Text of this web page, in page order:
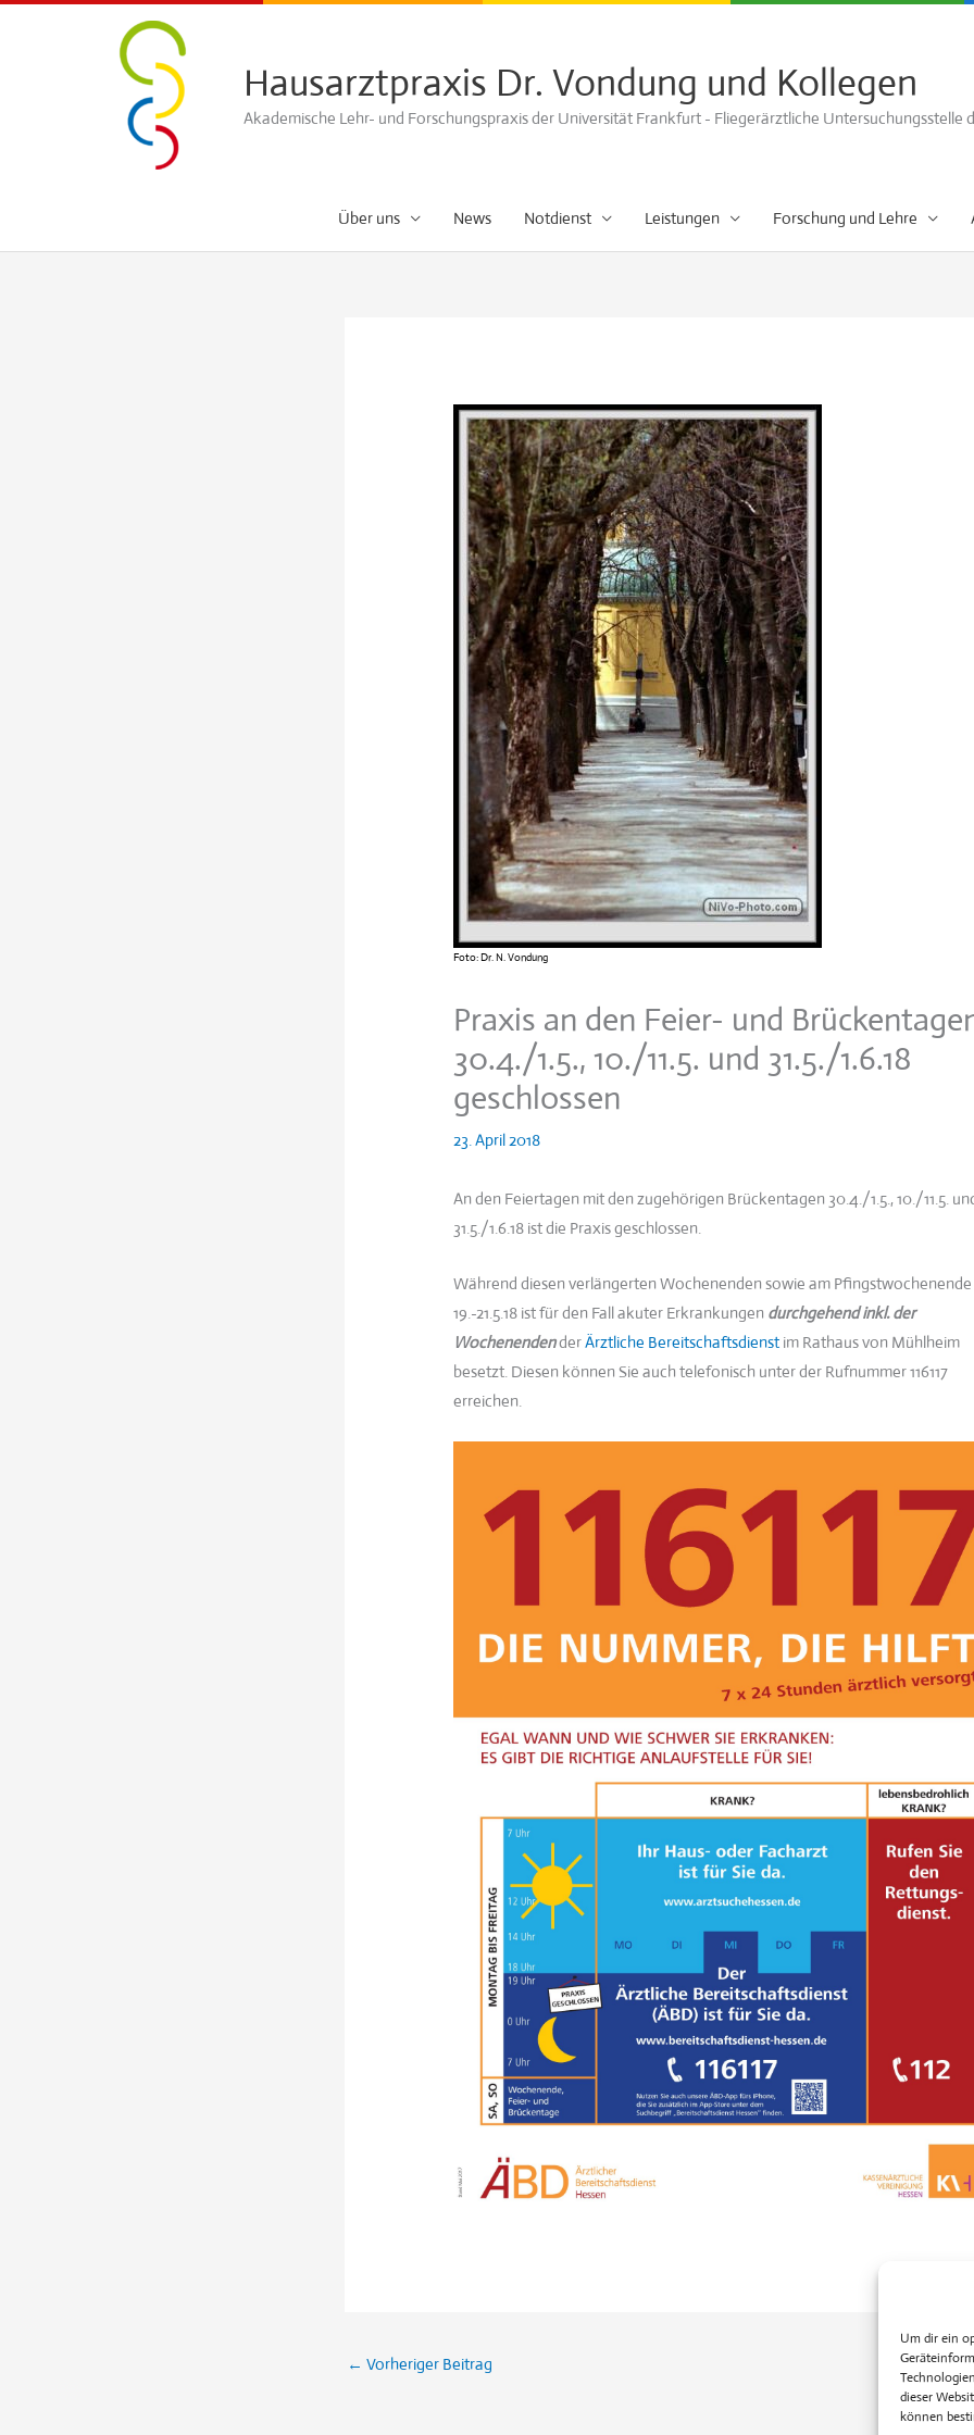
Um dir ein
dieser
können
Hausarztpraxis Dr. Vondung und Kollegen
Akademische Lehr- und Forschungspraxis der Universität Frankfurt - Fliegerärztliche Untersuchungsstelle
Über uns News Notdienst Leistungen Forschung und Lehre
Foto: Dr. N. Vondung
Praxis an den Feier- und
30.4./1.5., 10./11.5. und 31.5./1.6.18
geschlossen
23. April 2018
An den Feiertagen mit den zugehörigen Brückentagen 30.4./1.5., 10./11.5.
31.5./1.6.18 ist die Praxis geschlossen.
Während diesen verlängerten Wochenenden sowie am Pfingstwochenende
19.-21.5.18 ist für den Fall akuter Erkrankungen durchgehend inkl. der
WochenendenderÄrztliche Bereitschaftsdienst im Rathaus von Mühlheim
besetzt. Diesen können Sie auch telefonisch unter der Rufnummer 116117
erreichen.
← Vorheriger Beitrag